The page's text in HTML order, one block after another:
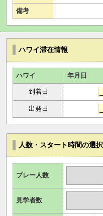
備考
ハワイ滞在情報
ハワイ 年月日
到着日
出発日
人数・スタート時間の選択
プレー人数
見学者数